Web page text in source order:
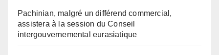
Pachinian, malgré un différend commercial,
assistera à la session du Conseil
intergouvernemental eurasiatique